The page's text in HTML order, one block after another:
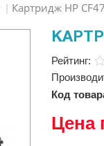
Картридж HP
Рейтинг:
Код
Цена